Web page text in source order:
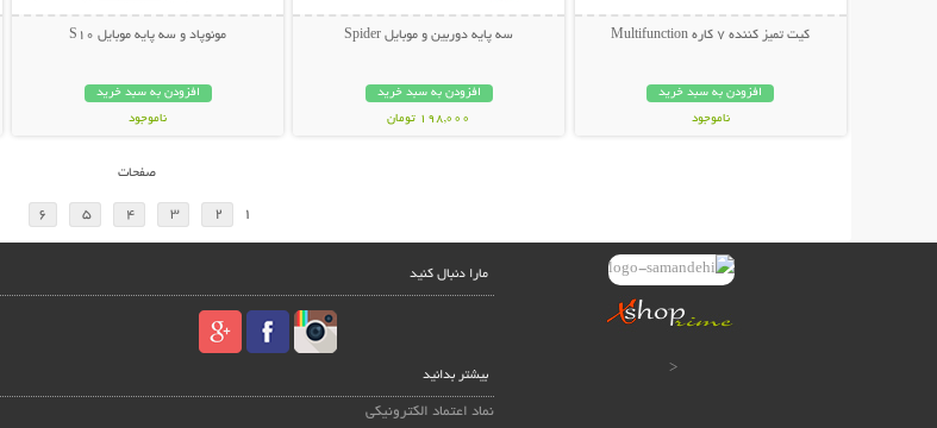
کیت تمیز کننده 7 کاره Multifunction
افزودن به سبد خرید
ناموجود
سه پایه دوربین و موبایل Spider
افزودن به سبد خرید
198,000 تومان
مونوپاد و سه پایه موبایل S10
افزودن به سبد خرید
ناموجود
صفحات
1
2
3
4
5
6
<
مارا دنبال کنید
بیشتر بدانید
نماد اعتماد الکترونیکی